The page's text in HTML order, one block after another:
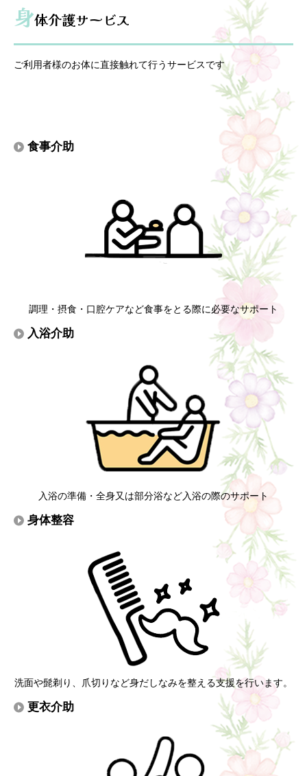
身体介護サービス
ご利用者様のお体に直接触れて行うサービスです
食事介助
調理・摂食・口腔ケアなど食事をとる際に必要なサポート
入浴介助
入浴の準備・全身又は部分浴など入浴の際のサポート
身体整容
洗面や髭剃り、爪切りなど身だしなみを整える支援を行います。
更衣介助